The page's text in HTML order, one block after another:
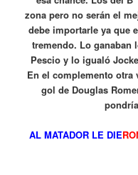
zona pero no serán el
debe importarle ya que
tremendo. Lo ganaban
Pescio y lo igualó
En el complemento otra
gol de Douglas
AL MATADOR LE DIE